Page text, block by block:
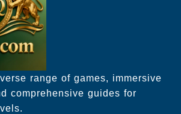
range of games, immersive
comprehensive guides for